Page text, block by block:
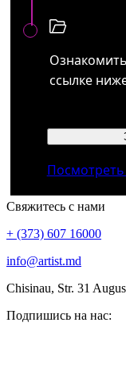
ссылке
Свяжитесь с нами
+ (373) 607 16000
info@artist.md
Chisinau, Str. 31
Подпишись на нас: